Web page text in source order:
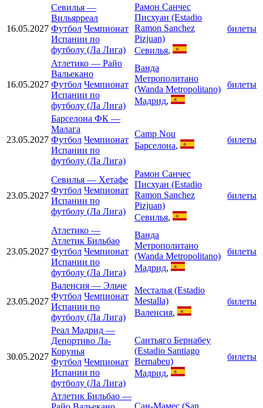
16.05.2027
Севилья —
Вильярреал
Футбол Чемпионат
Испании по
футболу (Ла Лига)
Рамон Санчес
Писхуан (Estadio
Ramon Sanchez
Pizjuan)
Севилья,
билеты
16.05.2027
Атлетико — Райо
Вальекано
Футбол Чемпионат
Испании по
футболу (Ла Лига)
Ванда
Метрополитано
(Wanda Metropolitano)
Мадрид,
билеты
23.05.2027
Барселона ФК —
Малага
Футбол Чемпионат
Испании по
футболу (Ла Лига)
Camp Nou
Барселона,
билеты
23.05.2027
Севилья — Хетафе
Футбол Чемпионат
Испании по
футболу (Ла Лига)
Рамон Санчес
Писхуан (Estadio
Ramon Sanchez
Pizjuan)
Севилья,
билеты
23.05.2027
Атлетико —
Атлетик Бильбао
Футбол Чемпионат
Испании по
футболу (Ла Лига)
Ванда
Метрополитано
(Wanda Metropolitano)
Мадрид,
билеты
23.05.2027
Валенсия — Эльче
Футбол Чемпионат
Испании по
футболу (Ла Лига)
Месталья (Estadio
Mestalla)
Валенсия,
билеты
30.05.2027
Реал Мадрид —
Депортиво Ла-
Корунья
Футбол Чемпионат
Испании по
футболу (Ла Лига)
Сантьяго Бернабеу
(Estadio Santiago
Bernabeu)
Мадрид,
билеты
Атлетик Бильбао —